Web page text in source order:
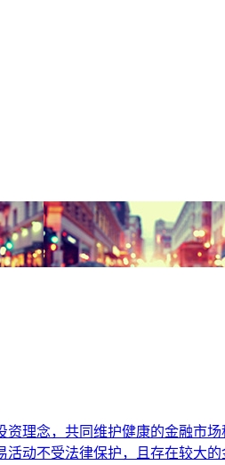
理念，共同维护健康的金融市
动不受法律保护，且存在较大